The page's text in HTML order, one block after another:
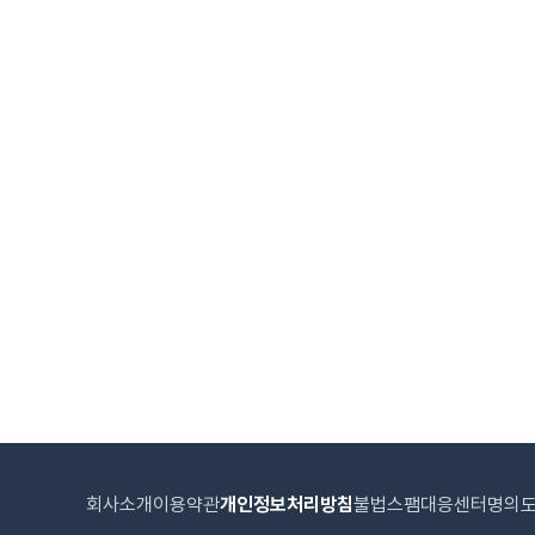
회사소개 이용약관개인정보처리방침불법스팸대응센터 명의